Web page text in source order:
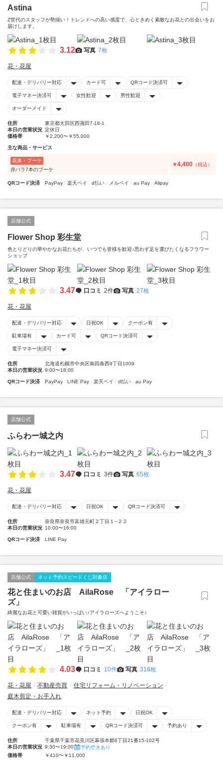
Astina
Z世代のスタッフが勢揃い！トレンドへの高い感度で、心ときめく素敵なお花との出会いをお
届けします。
3.12 写真 7枚
花・花屋
配達・デリバリー対応 カード可 QRコード決済可
電子マネー決済可 女性歓迎 男性歓迎
オーダーメイド
住所
東京都大田区西蒲田7-18-1
本日の営業状況 定休日
価格帯
￥2,200〜￥55,000
主な商品・サービス
花束・ブーケ
赤バラ7本のブーケ
￥4,400 （税込）
QRコード決済 PayPay 楽天ペイ d払い メルペイ au Pay Alipay
店舗公式
Flower Shop 彩生堂
色とりどりの華やかなお花たちが、いつでも皆様を歓迎♪思わず足を運びたくなるフラワー
ショップ
3.47 口コミ 2件 写真 27枚
花・花屋
配達・デリバリー対応 日祝OK クーポン有
駐車場有 カード可 QRコード決済可
電子マネー決済可
住所
北海道札幌市中央区南四条西9丁目1009
本日の営業状況 9:00〜18:00
QRコード決済 PayPay LINE Pay 楽天ペイ d払い au Pay
店舗公式
ふらわー城之内
3.47 口コミ 3件 写真 65枚
花・花屋
配達・デリバリー対応 日祝OK QRコード決済可
住所
奈良県奈良市富雄元町２丁目１−２２
本日の営業状況 10:00〜16:00
QRコード決済 LINE Pay
店舗公式 ネット予約スピードくじ対象店
花と住まいのお店 AilaRose 「アイラロー
ズ」
綺麗なお花と可愛い雑貨がいっぱい♪アイラローズへようこそ♪
4.03 口コミ 10件 写真 318枚
花・花屋 不動産売買
住宅リフォーム・リノベーション
庭木剪定・お手入れ
配達・デリバリー対応 ネット予約 日祝OK
クーポン有 駐車場有 QRコード決済可 予約あり
住所
千葉県千葉市花見川区幕張本郷6丁目21番15-102号
本日の営業状況 9:30〜19:00
予約空きあり
価格帯
￥410〜￥11,000